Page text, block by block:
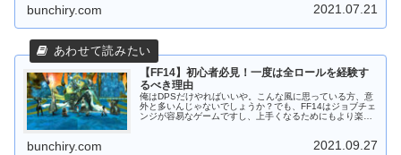
bunchiry.com 2021.07.21
【FF14】初心者必見！一度は全ロールを経験す
るべき理由
俺はDPSだけやればいいや。こんな風に思っている方、意
外と多いんじゃないでしょうか？でも、FF14はジョブチェ
ンジが容易なゲームですし、上手くなるためにもより楽し
bunchiry.com 2021.09.27